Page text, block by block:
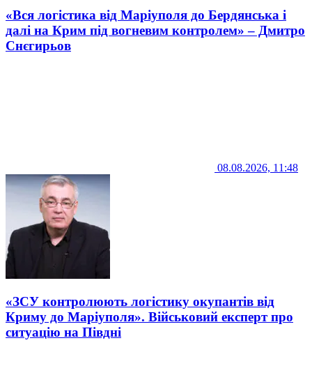
«Вся логістика від Маріуполя до Бердянська і
далі на Крим під вогневим контролем» – Дмитро
Снєгирьов
08.08.2026, 11:48
«ЗСУ контролюють логістику окупантів від
Криму до Маріуполя». Військовий експерт про
ситуацію на Півдні